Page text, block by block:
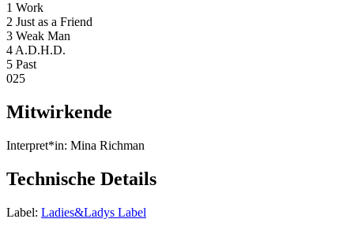
1 Work
2 Just as a Friend
3 Weak Man
4 A.D.H.D.
5 Past
025
Mitwirkende
Interpret*in: Mina Richman
Technische Details
Label: Ladies&Ladys Label